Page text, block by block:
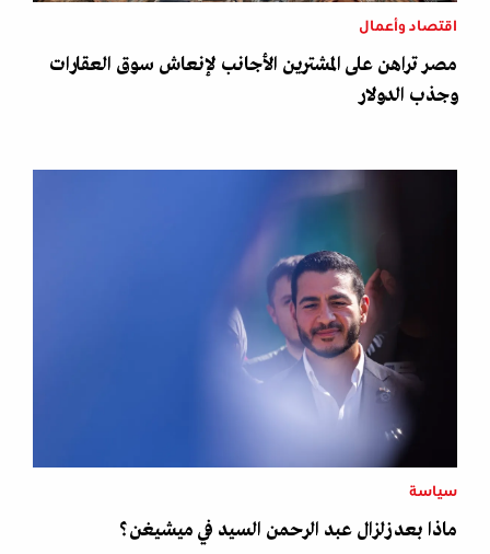
اقتصاد وأعمال
مصر تراهن على المشترين الأجانب لإنعاش سوق العقارات
وجذب الدولار
سياسة
ماذا بعد زلزال عبد الرحمن السيد في ميشيغن؟